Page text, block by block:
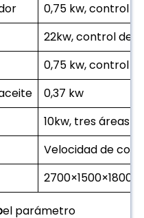
0,75 kw, control
22kw, control de
0,75 kw, control
0,37 kw
10kw, tres áreas
Velocidad de
el parámetro